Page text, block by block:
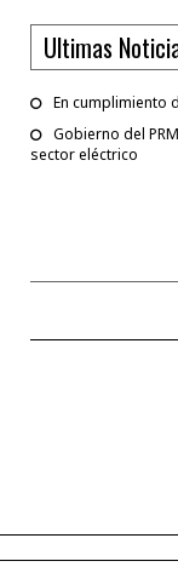
Ultimas
En cumplimiento
Gobierno del
sector eléctrico